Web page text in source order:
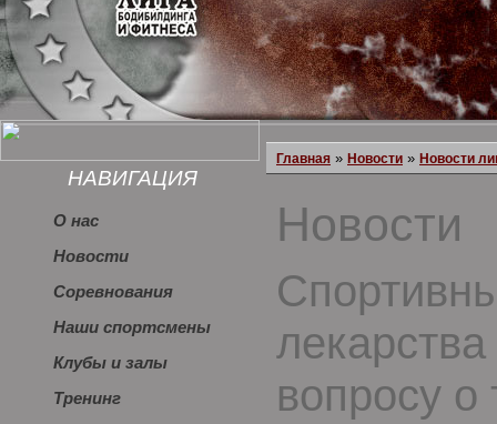
НАВИГАЦИЯ
О нас
Новости
Соревнования
Наши спортсмены
Клубы и залы
Тренинг
Главная » Новости » Новости
Новости
вопросу о